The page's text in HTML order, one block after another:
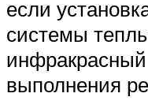
если
системы
выполнения